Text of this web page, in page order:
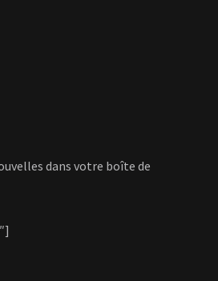
dans votre boîte de